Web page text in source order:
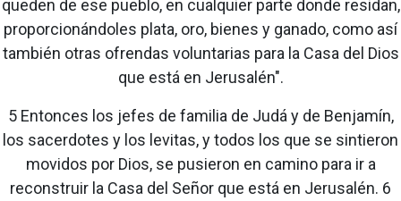
queden de ese pueblo, en cualquier parte donde residan,
proporcionándoles plata, oro, bienes y ganado, como así
también otras ofrendas voluntarias para la Casa del Dios
que está en Jerusalén".
5 Entonces los jefes de familia de Judá y de Benjamín,
los sacerdotes y los levitas, y todos los que se sintieron
movidos por Dios, se pusieron en camino para ir a
reconstruir la Casa del Señor que está en Jerusalén. 6